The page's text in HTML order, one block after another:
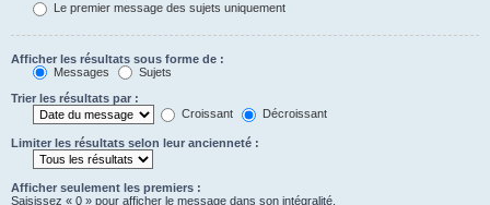
Le premier message des sujets uniquement
Afficher les résultats sous forme de :
Messages
Sujets
Trier les résultats par :
Croissant
Décroissant
Limiter les résultats selon leur ancienneté :
Afficher seulement les premiers :
Saisissez « 0 » pour afficher le message dans son intégralité.